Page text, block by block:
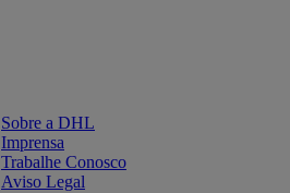
Sobre a DHL
Imprensa
Trabalhe Conosco
Aviso Legal